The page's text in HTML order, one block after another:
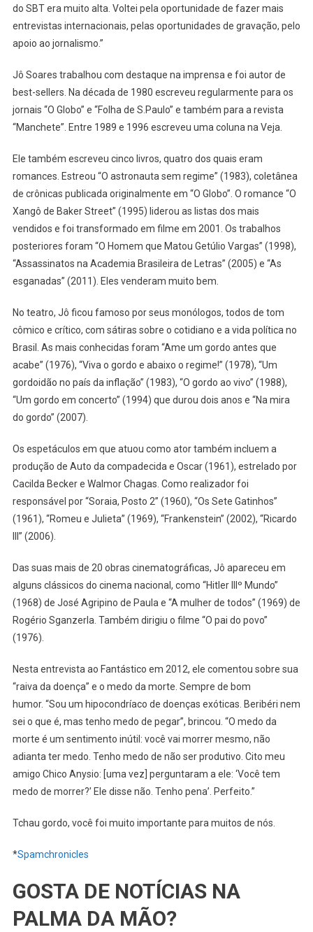
do SBT era muito alta. Voltei pela oportunidade de fazer mais
entrevistas internacionais, pelas oportunidades de gravação, pelo
apoio ao jornalismo.”
Jô Soares trabalhou com destaque na imprensa e foi autor de
best-sellers. Na década de 1980 escreveu regularmente para os
jornais “O Globo” e “Folha de S.Paulo” e também para a revista
“Manchete”. Entre 1989 e 1996 escreveu uma coluna na Veja.
Ele também escreveu cinco livros, quatro dos quais eram
romances. Estreou “O astronauta sem regime” (1983), coletânea
de crônicas publicada originalmente em “O Globo”. O romance “O
Xangô de Baker Street” (1995) liderou as listas dos mais
vendidos e foi transformado em filme em 2001. Os trabalhos
posteriores foram “O Homem que Matou Getúlio Vargas” (1998),
“Assassinatos na Academia Brasileira de Letras” (2005) e “As
esganadas” (2011). Eles venderam muito bem.
No teatro, Jô ficou famoso por seus monólogos, todos de tom
cômico e crítico, com sátiras sobre o cotidiano e a vida política no
Brasil. As mais conhecidas foram “Ame um gordo antes que
acabe” (1976), “Viva o gordo e abaixo o regime!” (1978), “Um
gordoidão no país da inflação” (1983), “O gordo ao vivo” (1988),
“Um gordo em concerto” (1994) que durou dois anos e “Na mira
do gordo” (2007).
Os espetáculos em que atuou como ator também incluem a
produção de Auto da compadecida e Oscar (1961), estrelado por
Cacilda Becker e Walmor Chagas. Como realizador foi
responsável por “Soraia, Posto 2” (1960), “Os Sete Gatinhos”
(1961), “Romeu e Julieta” (1969), “Frankenstein” (2002), “Ricardo
III” (2006).
Das suas mais de 20 obras cinematográficas, Jô apareceu em
alguns clássicos do cinema nacional, como “Hitler IIIº Mundo”
(1968) de José Agripino de Paula e “A mulher de todos” (1969) de
Rogério Sganzerla. Também dirigiu o filme “O pai do povo”
(1976).
Nesta entrevista ao Fantástico em 2012, ele comentou sobre sua
“raiva da doença” e o medo da morte. Sempre de bom
humor. “Sou um hipocondríaco de doenças exóticas. Beribéri nem
sei o que é, mas tenho medo de pegar”, brincou. “O medo da
morte é um sentimento inútil: você vai morrer mesmo, não
adianta ter medo. Tenho medo de não ser produtivo. Cito meu
amigo Chico Anysio: [uma vez] perguntaram a ele: ‘Você tem
medo de morrer?’ Ele disse não. Tenho pena’. Perfeito.”
Tchau gordo, você foi muito importante para muitos de nós.
*Spamchronicles
GOSTA DE NOTÍCIAS NA
PALMA DA MÃO?